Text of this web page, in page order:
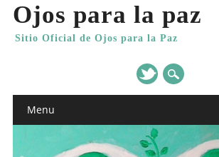
Ojos para la paz
Sitio Oficial de Ojos para la Paz
Main menu
Menu